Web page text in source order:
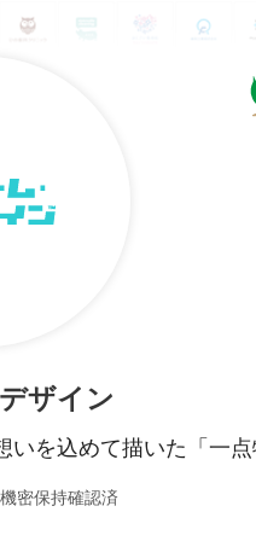
ザイン
いを込めて描いた「一
機密保持確認済